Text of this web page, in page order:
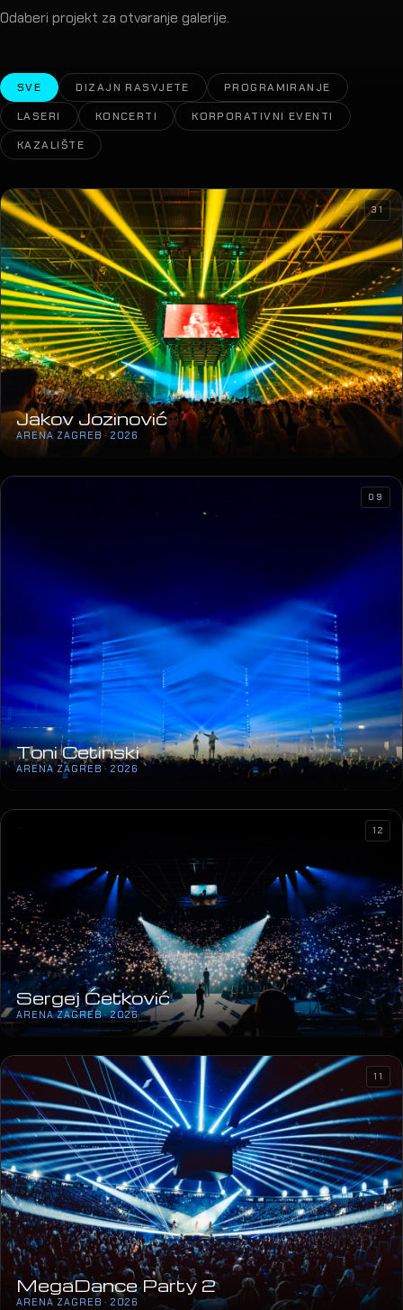
Odaberi projekt za otvaranje galerije.
SVE DIZAJN RASVJETE
PROGRAMIRANJE
LASERI
KONCERTI
KORPORATIVNI EVENTI
KAZALIŠTE
Jakov Jozinović
ARENA ZAGREB · 2026
31
Toni Cetinski
ARENA ZAGREB · 2026
09
Sergej Ćetković
ARENA ZAGREB · 2026
12
MegaDance Party 2
ARENA ZAGREB · 2026
11